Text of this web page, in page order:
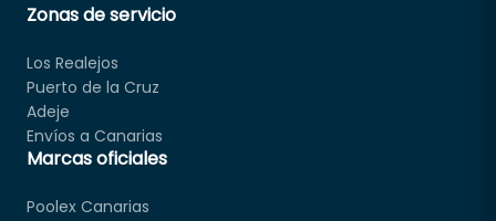
Zonas de servicio
Los Realejos
Puerto de la Cruz
Adeje
Envíos a Canarias
Marcas oficiales
Poolex Canarias